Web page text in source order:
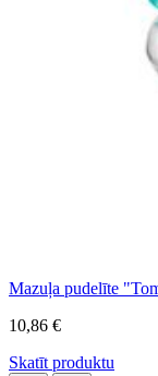
Mazuļa pudelīte
10,86 €
Skatīt produktu